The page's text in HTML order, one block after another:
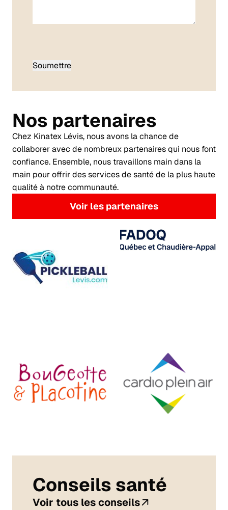
Nos partenaires
Chez Kinatex Lévis, nous avons la chance de
collaborer avec de nombreux partenaires qui nous font
confiance. Ensemble, nous travaillons main dans la
main pour offrir des services de santé de la plus haute
qualité à notre communauté.
Voir les partenaires
Conseils santé
Voir tous les conseils